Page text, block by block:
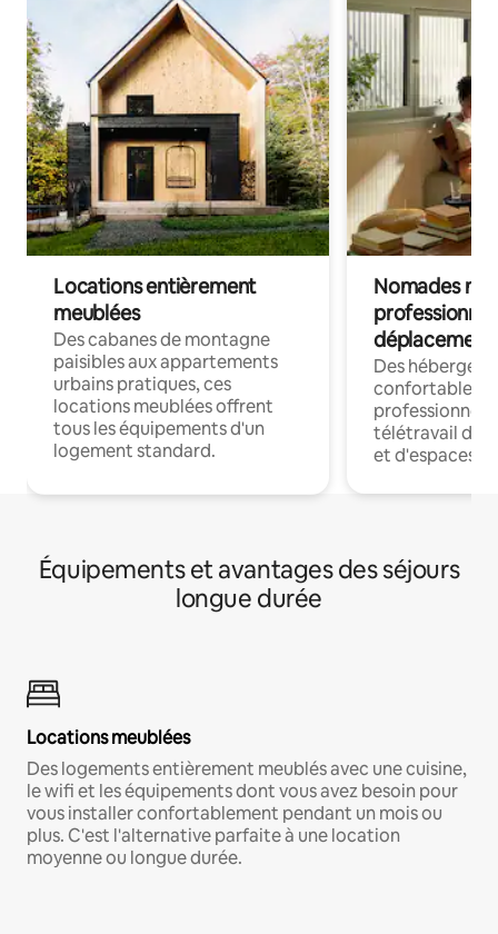
Locations entièrement
meublées
Des cabanes de montagne
paisibles aux appartements
urbains pratiques, ces
locations meublées offrent
tous les équipements d'un
logement standard.
Nomades
déplacement
Des
confortables
professionnels
télétravail
et d'espaces
Équipements et avantages des séjours
longue durée
Locations meublées
Des logements entièrement meublés avec une cuisine,
le wifi et les équipements dont vous avez besoin pour
vous installer confortablement pendant un mois ou
plus. C'est l'alternative parfaite à une location
moyenne ou longue durée.